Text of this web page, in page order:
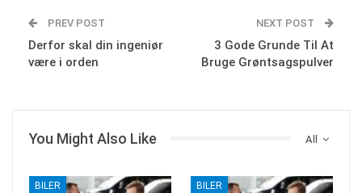
PREV POST
Derfor skal din ingeniør
være i orden
NEXT POST
3 Gode Grunde Til At
Bruge Grøntsagspulver
All
You Might Also Like
BILER BILER